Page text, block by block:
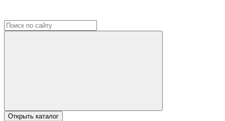
Открыть каталог